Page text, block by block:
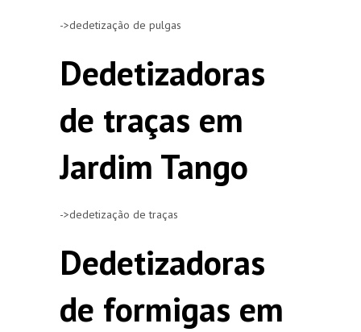
->dedetização de pulgas
Dedetizadoras
de traças em
Jardim Tango
->dedetização de traças
Dedetizadoras
de formigas em